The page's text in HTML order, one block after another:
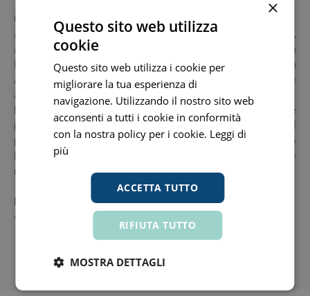
Componenti
Aqua/Water/Eau, Propanediol, Carbomer, Tromethamine,
Alchemilla Vulgaris Leaf Extract, Sodium Benzoate, Hedera
Helix (Ivy) Leaf/Stem Extract, Sodium Salicylate, Equisetum
Arvense Extract, Tetrasodium Glutamate Diacetate, Citric
Acid, Sodium Hydroxide, 60A.
Le composizioni dei prodotti vengono aggiornate
periodicamente. Per i soggetti allergici, prima di utilizzare il
prodotto, controllare la lista degli ingredienti riportata sotto
la confezione per verificare che non ci siano sostanze che
non è possibile utilizzare.
Formato
400 ml.
Tutti i prezzi includono l'IVA -Segnala informazioni inesatte
×
Questo sito web utilizza
cookie
Questo sito web utilizza i cookie per
migliorare la tua esperienza di
navigazione. Utilizzando il nostro sito web
acconsenti a tutti i cookie in conformità
con la nostra policy per i cookie. Leggi di
più
ACCETTA TUTTO
RIFIUTA TUTTO
MOSTRA DETTAGLI